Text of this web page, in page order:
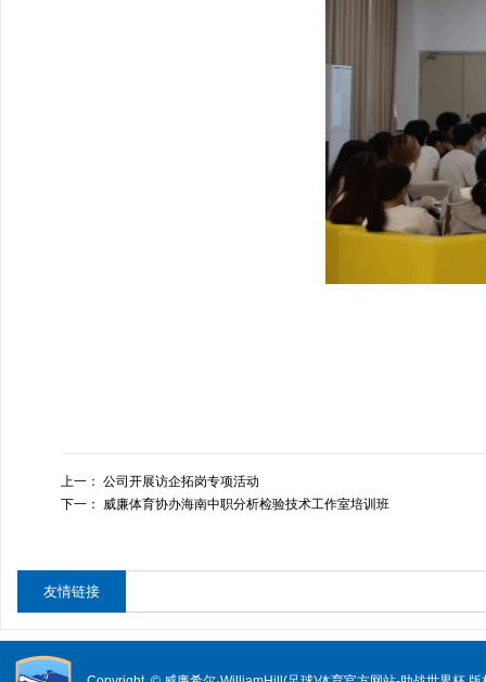
上一： 公司开展访企拓岗专项活动
下一：
威廉体育协办海南中职分析检验技术工作室培训班
友情链接